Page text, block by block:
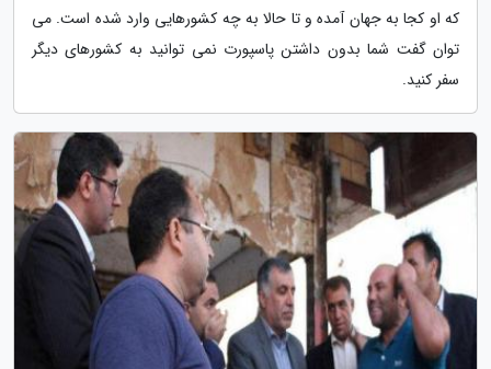
که او کجا به جهان آمده و تا حالا به چه کشورهایی وارد شده است. می
توان گفت شما بدون داشتن پاسپورت نمی توانید به کشورهای دیگر
سفر کنید.